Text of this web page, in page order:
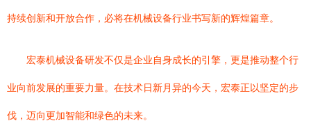
持续创新和开放合作，必将在机械设备行业书写新的辉煌篇章。
宏泰机械设备研发不仅是企业自身成长的引擎，更是推动整个行
业向前发展的重要力量。在技术日新月异的今天，宏泰正以坚定的步
伐，迈向更加智能和绿色的未来。